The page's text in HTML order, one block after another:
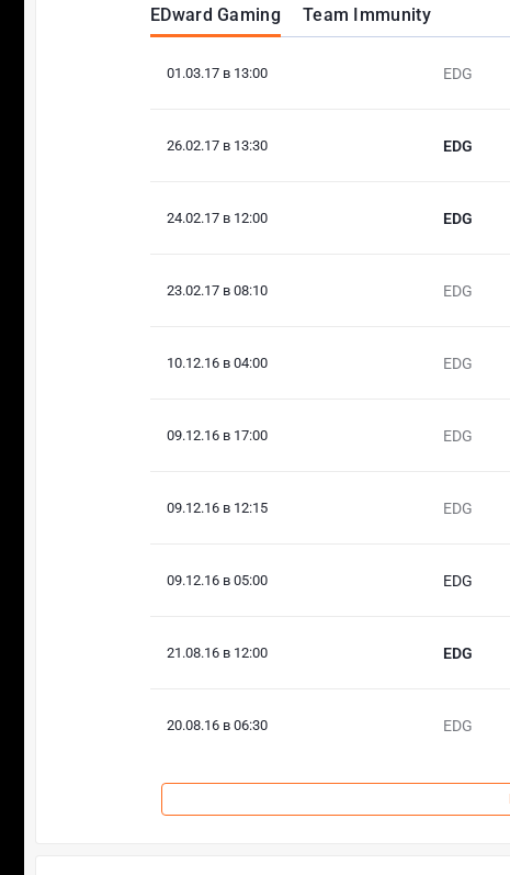
EDward Gaming Team Immunity
01.03.17 в 13:00 EDG
26.02.17 в 13:30 EDG
24.02.17 в 12:00 EDG
23.02.17 в 08:10 EDG
10.12.16 в 04:00 EDG
09.12.16 в 17:00 EDG
09.12.16 в 12:15 EDG
09.12.16 в 05:00 EDG
21.08.16 в 12:00 EDG
20.08.16 в 06:30 EDG